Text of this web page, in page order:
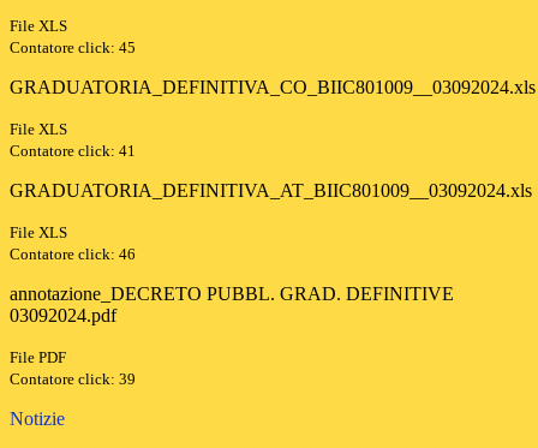
File XLS
Contatore click: 45
GRADUATORIA_DEFINITIVA_CO_BIIC801009__03092024.xls
File XLS
Contatore click: 41
GRADUATORIA_DEFINITIVA_AT_BIIC801009__03092024.xls
File XLS
Contatore click: 46
annotazione_DECRETO PUBBL. GRAD. DEFINITIVE
03092024.pdf
File PDF
Contatore click: 39
Notizie